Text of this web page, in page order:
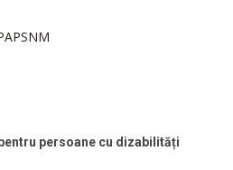
persoane cu dizabilități